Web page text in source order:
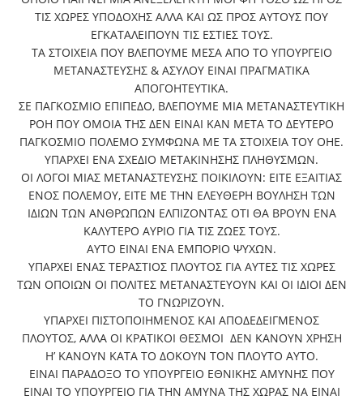
ΤΙΣ ΧΩΡΕΣ ΥΠΟΔΟΧΗΣ ΑΛΛΑ ΚΑΙ ΩΣ ΠΡΟΣ ΑΥΤΟΥΣ ΠΟΥ
ΕΓΚΑΤΑΛΕΙΠΟΥΝ ΤΙΣ ΕΣΤΙΕΣ ΤΟΥΣ.
ΤΑ ΣΤΟΙΧΕΙΑ ΠΟΥ ΒΛΕΠΟΥΜΕ ΜΕΣΑ ΑΠΟ ΤΟ ΥΠΟΥΡΓΕΙΟ
ΜΕΤΑΝΑΣΤΕΥΣΗΣ & ΑΣΥΛΟΥ ΕΙΝΑΙ ΠΡΑΓΜΑΤΙΚΑ
ΑΠΟΓΟΗΤΕΥΤΙΚΑ.
ΣΕ ΠΑΓΚΟΣΜΙΟ ΕΠΙΠΕΔΟ, ΒΛΕΠΟΥΜΕ ΜΙΑ ΜΕΤΑΝΑΣΤΕΥΤΙΚΗ
ΡΟΗ ΠΟΥ ΟΜΟΙΑ ΤΗΣ ΔΕΝ ΕΙΝΑΙ ΚΑΝ ΜΕΤΑ ΤΟ ΔΕΥΤΕΡΟ
ΠΑΓΚΟΣΜΙΟ ΠΟΛΕΜΟ ΣΥΜΦΩΝΑ ΜΕ ΤΑ ΣΤΟΙΧΕΙΑ ΤΟΥ ΟΗΕ.
ΥΠΑΡΧΕΙ ΕΝΑ ΣΧΕΔΙΟ ΜΕΤΑΚΙΝΗΣΗΣ ΠΛΗΘΥΣΜΩΝ.
ΟΙ ΛΟΓΟΙ ΜΙΑΣ ΜΕΤΑΝΑΣΤΕΥΣΗΣ ΠΟΙΚΙΛΟΥΝ: ΕΙΤΕ ΕΞΑΙΤΙΑΣ
ΕΝΟΣ ΠΟΛΕΜΟΥ, ΕΙΤΕ ΜΕ ΤΗΝ ΕΛΕΥΘΕΡΗ ΒΟΥΛΗΣΗ ΤΩΝ
ΙΔΙΩΝ ΤΩΝ ΑΝΘΡΩΠΩΝ ΕΛΠΙΖΟΝΤΑΣ ΟΤΙ ΘΑ ΒΡΟΥΝ ΕΝΑ
ΚΑΛΥΤΕΡΟ ΑΥΡΙΟ ΓΙΑ ΤΙΣ ΖΩΕΣ ΤΟΥΣ.
ΑΥΤΟ ΕΙΝΑΙ ΕΝΑ ΕΜΠΟΡΙΟ ΨΥΧΩΝ.
ΥΠΑΡΧΕΙ ΕΝΑΣ ΤΕΡΑΣΤΙΟΣ ΠΛΟΥΤΟΣ ΓΙΑ ΑΥΤΕΣ ΤΙΣ ΧΩΡΕΣ
ΤΩΝ ΟΠΟΙΩΝ ΟΙ ΠΟΛΙΤΕΣ ΜΕΤΑΝΑΣΤΕΥΟΥΝ ΚΑΙ ΟΙ ΙΔΙΟΙ ΔΕΝ
ΤΟ ΓΝΩΡΙΖΟΥΝ.
ΥΠΑΡΧΕΙ ΠΙΣΤΟΠΟΙΗΜΕΝΟΣ ΚΑΙ ΑΠΟΔΕΔΕΙΓΜΕΝΟΣ
ΠΛΟΥΤΟΣ, ΑΛΛΑ OI ΚΡΑΤΙΚΟΙ ΘΕΣΜΟΙ ΔΕΝ ΚΑΝΟΥΝ ΧΡΗΣΗ
Η’ ΚΑΝΟΥΝ ΚΑΤΑ ΤΟ ΔΟΚΟΥΝ ΤΟΝ ΠΛΟΥΤΟ ΑΥΤΟ.
ΕΙΝΑΙ ΠΑΡΑΔΟΞΟ ΤΟ ΥΠΟΥΡΓΕΙΟ ΕΘΝΙΚΗΣ ΑΜΥΝΗΣ ΠΟΥ
ΕΙΝΑΙ ΤΟ ΥΠΟΥΡΓΕΙΟ ΓΙΑ ΤΗΝ ΑΜΥΝΑ ΤΗΣ ΧΩΡΑΣ ΝΑ ΕΙΝΑΙ